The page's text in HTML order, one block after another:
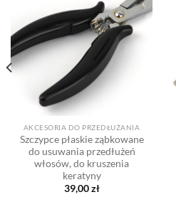
Dodaj
do listy
życzeń
AKCESORIA DO PRZEDŁUŻANIA
Szczypce płaskie ząbkowane
do usuwania przedłużeń
włosów, do kruszenia
keratyny
39,00zł